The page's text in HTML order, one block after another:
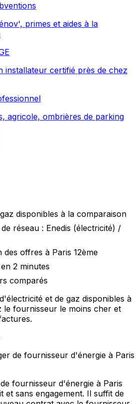
primes et aides à la
installateur certifié près de chez
agricole, ombrières de parking
disponibles à la comparaison
réseau : Enedis (électricité) /
des offres à Paris 12ème
2 minutes
comparés
et de gaz disponibles à
le fournisseur le moins cher et
de fournisseur d'énergie à Paris
fournisseur d'énergie à Paris
et sans engagement. Il suffit de